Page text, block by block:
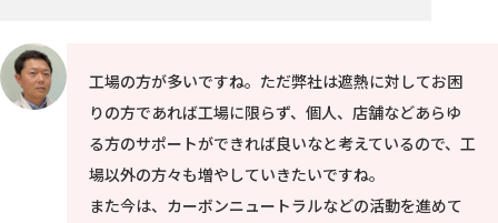
工場の方が多いですね。ただ弊社は遮熱に対してお困
りの方であれば工場に限らず、個人、店舗などあらゆ
る方のサポートができれば良いなと考えているので、工
場以外の方々も増やしていきたいですね。
また今は、カーボンニュートラルなどの活動を進めて